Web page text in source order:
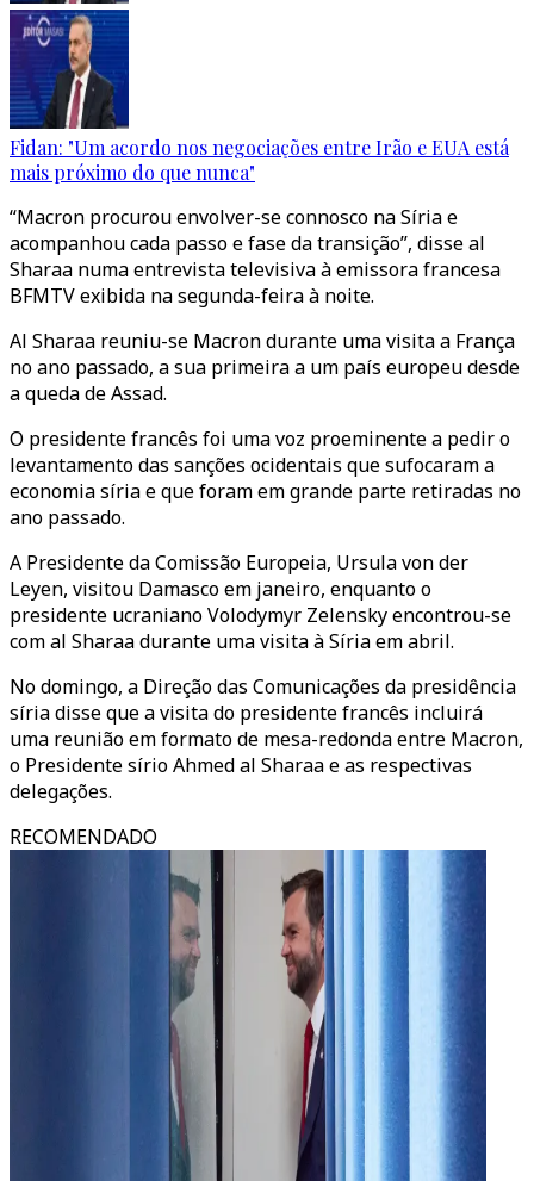
Fidan: "Um acordo nos negociações entre Irão e EUA está
mais próximo do que nunca"
“Macron procurou envolver-se connosco na Síria e
acompanhou cada passo e fase da transição”, disse al
Sharaa numa entrevista televisiva à emissora francesa
BFMTV exibida na segunda-feira à noite.
Al Sharaa reuniu-se Macron durante uma visita a França
no ano passado, a sua primeira a um país europeu desde
a queda de Assad.
O presidente francês foi uma voz proeminente a pedir o
levantamento das sanções ocidentais que sufocaram a
economia síria e que foram em grande parte retiradas no
ano passado.
A Presidente da Comissão Europeia, Ursula von der
Leyen, visitou Damasco em janeiro, enquanto o
presidente ucraniano Volodymyr Zelensky encontrou-se
com al Sharaa durante uma visita à Síria em abril.
No domingo, a Direção das Comunicações da presidência
síria disse que a visita do presidente francês incluirá
uma reunião em formato de mesa-redonda entre Macron,
o Presidente sírio Ahmed al Sharaa e as respectivas
delegações.
RECOMENDADO